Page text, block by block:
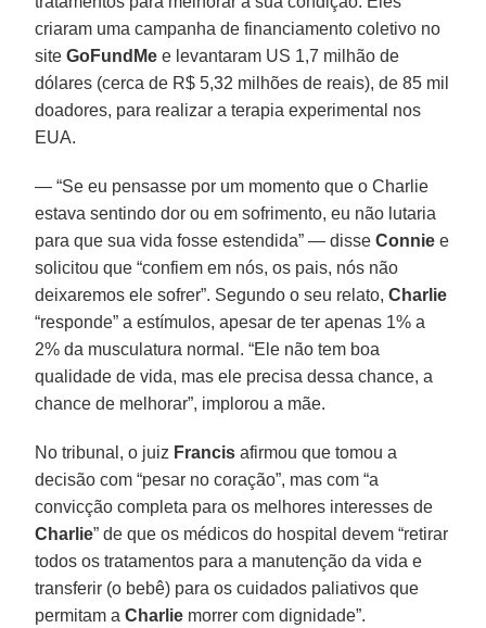
criaram uma campanha de financiamento coletivo no
siteGoFundMe e levantaram US 1,7 milhão de
dólares (cerca de R$ 5,32 milhões de reais), de 85 mil
doadores, para realizar a terapia experimental nos
EUA.
— “Se eu pensasse por um momento que o Charlie
estava sentindo dor ou em sofrimento, eu não lutaria
para que sua vida fosse estendida” — disseConnie e
solicitou que “confiem em nós, os pais, nós não
deixaremos ele sofrer”. Segundo o seu relato,Charlie
“responde” a estímulos, apesar de ter apenas 1% a
2% da musculatura normal. “Ele não tem boa
qualidade de vida, mas ele precisa dessa chance, a
chance de melhorar”, implorou a mãe.
No tribunal, o juiz Francis afirmou que tomou a
decisão com “pesar no coração”, mas com “a
convicção completa para os melhores interesses de
Charlie” de que os médicos do hospital devem “retirar
todos os tratamentos para a manutenção da vida e
transferir (o bebê) para os cuidados paliativos que
permitam aCharlie morrer com dignidade”.